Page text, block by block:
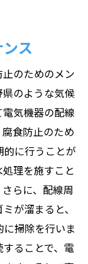
ス
のためのメン
のような気候
気機器の配線
食防止のため
的に行うことが
理を施すこと
らに、配線周
が溜まると、
掃除を行いま
ることで、電